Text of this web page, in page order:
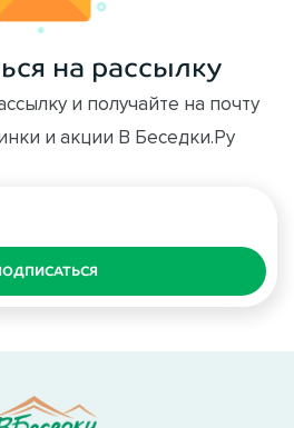
на рассылку
и получайте на почту
и акции В Беседки.Ру